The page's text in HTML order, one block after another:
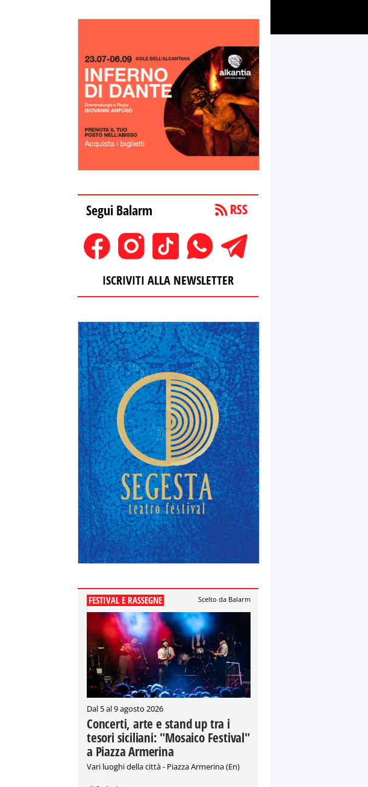
Segui Balarm
ISCRIVITI ALLA NEWSLETTER
FESTIVAL E RASSEGNE Scelto da Balarm
Dal 5 al 9 agosto 2026
Concerti, arte e stand up tra i
tesori siciliani: "Mosaico Festival"
a Piazza Armerina
Vari luoghi della città - Piazza Armerina (En)